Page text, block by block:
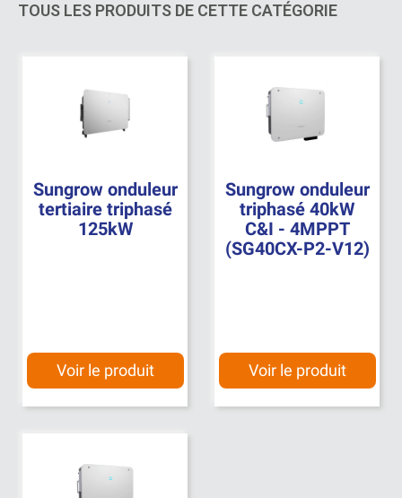
TOUS LES PRODUITS DE CETTE CATÉGORIE
Sungrow onduleur
tertiaire triphasé
125kW
Voir le produit
Sungrow onduleur
triphasé 40kW
C&I - 4MPPT
(SG40CX-P2-V12)
Voir le produit